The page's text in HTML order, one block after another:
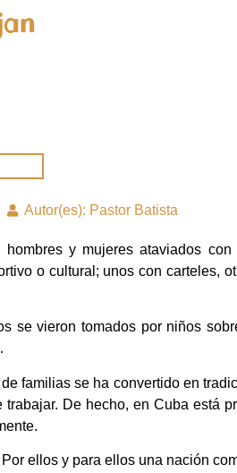
Autor(es): Pastor Batista
y mujeres ataviados
o cultural; unos con carteles,
se vieron tomados por niños
familias se ha convertido en
De hecho, en Cuba está
ellos y para ellos una nación